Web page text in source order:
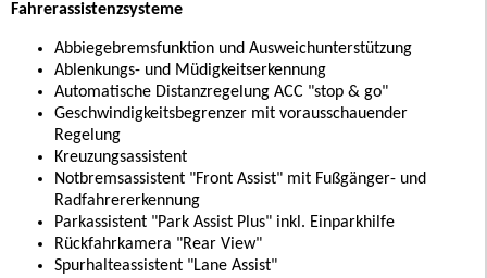
Fahrerassistenzsysteme
Abbiegebremsfunktion und Ausweichunterstützung
Ablenkungs- und Müdigkeitserkennung
Automatische Distanzregelung ACC "stop & go"
Geschwindigkeitsbegrenzer mit vorausschauender
Regelung
Kreuzungsassistent
Notbremsassistent "Front Assist" mit Fußgänger- und
Radfahrererkennung
Parkassistent "Park Assist Plus" inkl. Einparkhilfe
Rückfahrkamera "Rear View"
Spurhalteassistent "Lane Assist"